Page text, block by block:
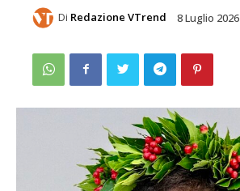
Di Redazione VTrend 8 Luglio 2026